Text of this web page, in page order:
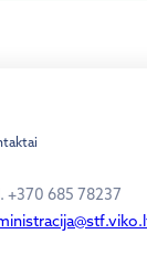
+370 685 78237